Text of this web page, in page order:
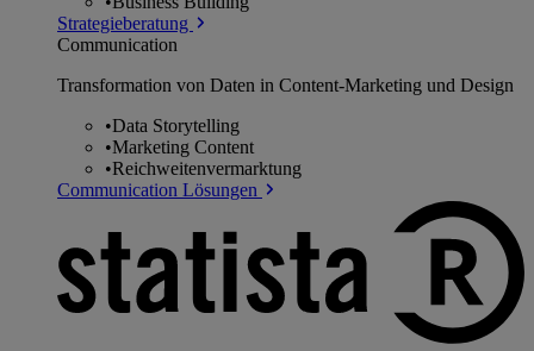
Strategieberatung
Communication
Transformation von Daten in Content-Marketing und Design
•Data Storytelling
•Marketing Content
•Reichweitenvermarktung
Communication Lösungen